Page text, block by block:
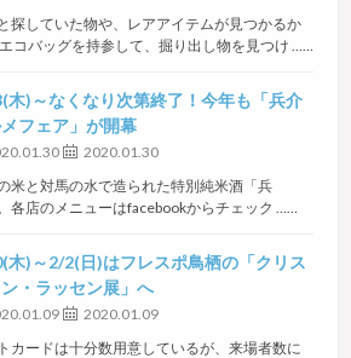
探していた物や、レアアイテムが見つかるか
コバッグを持参して、掘り出し物を見つけ ……
木)～なくなり次第終了！今年も「兵介
フェア」が開幕
2020.01.30
米と対馬の水で造られた特別純米酒「兵
各店のメニューはfacebookからチェック ……
木)～2/2(日)はフレスポ鳥栖の「クリス
・ラッセン展」へ
2020.01.09
カードは十分数用意しているが、来場者数に